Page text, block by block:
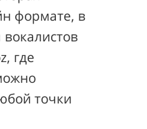
формате, в
где
точки